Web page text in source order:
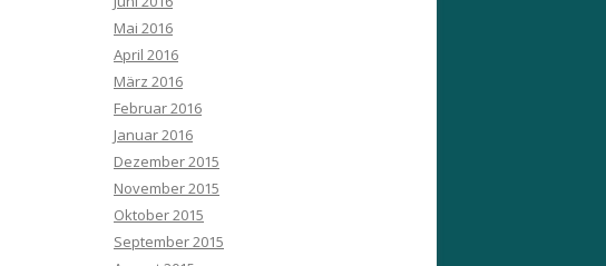
Mai 2016
April 2016
März 2016
Februar 2016
Januar 2016
Dezember 2015
November 2015
Oktober 2015
September 2015